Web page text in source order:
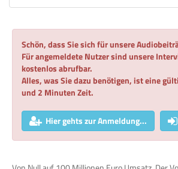
Schön, dass Sie sich für unsere
Für angemeldete Nutzer sind unsere
kostenlos abrufbar.
Alles, was Sie dazu benötigen, ist eine
und 2 Minuten Zeit.
Hier gehts zur Anmeldung...